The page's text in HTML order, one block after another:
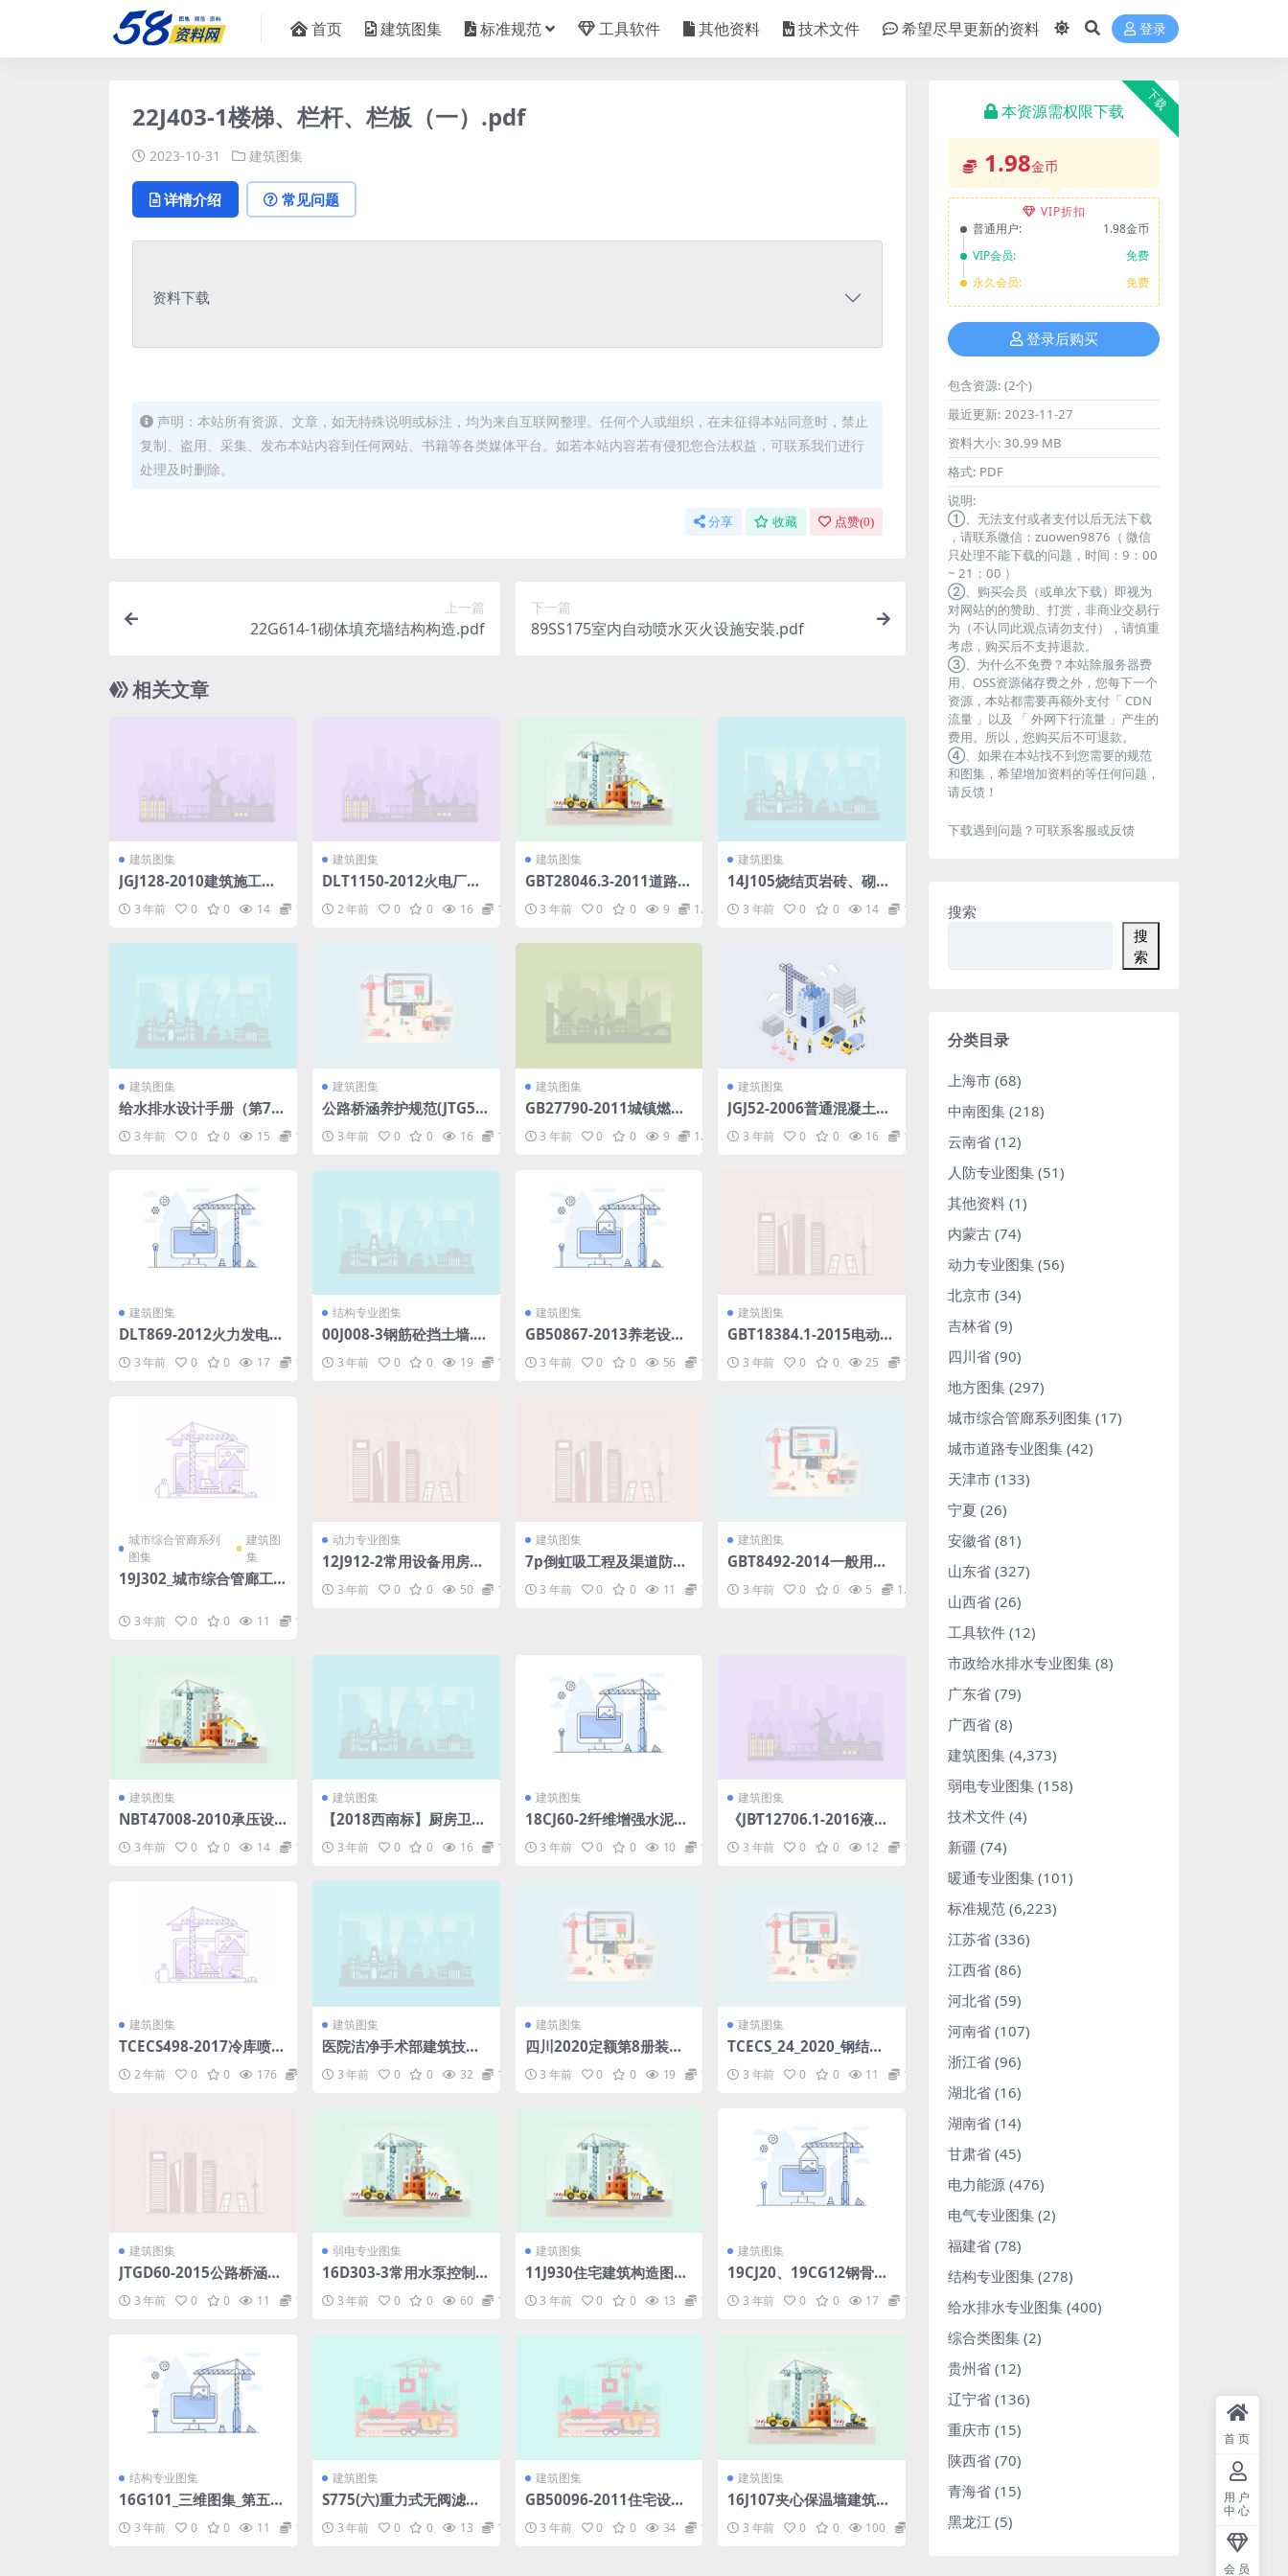
首页 建筑图集 标准规范 工具软件 其他资料 技术文件 希望尽早更新的资料 登录
22J403-1楼梯、栏杆、栏板（一）.pdf
2023-10-31 建筑图集
详情介绍 常见问题
资料下载
声明：本站所有资源、文章，如无特殊说明或标注，均为来自互联网整理。任何个人或组织，在未征得本站同意时，禁止
复制、盗用、采集、发布本站内容到任何网站、书籍等各类媒体平台。如若本站内容若有侵犯您合法权益，可联系我们进行
处理及时删除。
分享 收藏 点赞(0)
上一篇
22G614-1砌体填充墙结构构造.pdf
下一篇
89SS175室内自动喷水灭火设施安装.pdf
相关文章
建筑图集
JGJ128-2010建筑施工门
式钢管脚手架安全技术规
范施工规范.pdf
3 年前 0 0 14 1.98
建筑图集
DLT1150-2012火电厂烟
气脱硫装置验收技术规范.
rar2 年前 0 0 16 1.98
建筑图集
GBT28046.3-2011道路车
辆电气及电子设备的环境
条件和试验第3部分机械负
3 年前 0 0 9 1.98
建筑图集
14J105烧结页岩砖、砌块
墙体建筑构造.pdf
3 年前 0 0 14 1.98
建筑图集
给水排水设计手册（第7
pdf3 年前 0 0 15 1.98
建筑图集
公路桥涵养护规范(JTG51
3 年前 0 0 16 1.98
建筑图集
GB27790-2011城镇燃气
3 年前 0 0 9 1.98
建筑图集
JGJ52-2006普通混凝土用
混凝土规范.pdf
3 年前 0 0 16 1.98
建筑图集
DLT869-2012火力发电厂
焊接技术规程.pdf
3 年前 0 0 17 1.98
结构专业图集
00J008-3钢筋砼挡土墙.p
3 年前 0 0 19 1.98
建筑图集
GB50867-2013养老设施
建筑设计规范.pdf
3 年前 0 0 56 1.98
建筑图集
GBT18384.1-2015电动汽
车安全要求第1部分车载可
充电储能系统(REESS)-国
3 年前 0 0 25 1.98
城市综合管廊系列
图集
建筑图
集
19J302_城市综合管廊工
3 年前 0 0 11 1.98
动力专业图集
12J912-2常用设备用房
房、柴油发37电机房、水
3 年前 0 0 50 1.98
建筑图集
7p倒虹吸工程及渠道防渗
3 年前 0 0 11 1.98
建筑图集
GBT8492-2014一般用途
3 年前 0 0 5 1.98
建筑图集
NBT47008-2010承压设
备用碳素钢和合金钢锻件.
pdf3 年前 0 0 14 1.98
建筑图集
【2018西南标】厨房卫生
间浴室设施西南18J517.p
df 3 年前 0 0 16 1.98
建筑图集
18CJ60-2纤维增强水泥挤
出成型中空墙板建筑构造-
恒通墙板.pdf
3 年前 0 0 10 1.98
建筑图集
《JB∕T12706.1-2016液压
传动16MPa系列单杆缸的
安装尺寸第1部分中型系
3 年前 0 0 12 1.98
建筑图集
TCECS498-2017冷库喷涂
规程.rar
2 年前 0 0 176 1.98
建筑图集
医院洁净手术部建筑技术
3 年前 0 0 32 1.98
建筑图集
四川2020定额第8册装配
6.39MB)be42325d17f1
3 年前 0 0 19 1.98
建筑图集
TCECS_24_2020_钢结构
f 3 年前 0 0 11 1.98
建筑图集
JTGD60-2015公路桥涵设
计通用规范.pdf
3 年前 0 0 11 1.98
弱电专业图集
16D303-3常用水泵控制电
3 年前 0 0 60 1.98
建筑图集
11J930住宅建筑构造图集.
3 年前 0 0 13 1.98
建筑图集
19CJ20、19CG12钢骨架
3 年前 0 0 17 1.98
结构专业图集
16G101_三维图集_第五章
3 年前 0 0 11 1.98
建筑图集
S775(六)重力式无阀滤池.
3 年前 0 0 13 1.98
建筑图集
GB50096-2011住宅设计
3 年前 0 0 34 1.98
建筑图集
16J107夹心保温墙建筑与
3 年前 0 0 100
下载
本资源需权限下载
1.98金币
VIP折扣
普通用户:
1.98金币
VIP会员:
免费
永久会员:
免费
登录后购买
包含资源: (2个)
最近更新: 2023-11-27
资料大小: 30.99 MB
格式: PDF
说明:
①、无法支付或者支付以后无法下载
，请联系微信：zuowen9876（ 微信
只处理不能下载的问题，时间：9：00
~ 21：00 ）
②、购买会员（或单次下载）即视为
对网站的的赞助、打赏，非商业交易行
为（不认同此观点请勿支付），请慎重
考虑，购买后不支持退款。
③、为什么不免费？本站除服务器费
用、OSS资源储存费之外，您每下一个
资源，本站都需要再额外支付「 CDN
流量 」以及 「 外网下行流量 」产生的
费用。所以，您购买后不可退款。
④、如果在本站找不到您需要的规范
和图集，希望增加资料的等任何问题，
请反馈！
下载遇到问题？可联系客服或反馈
搜索
搜
索
分类目录
上海市 (68)
中南图集 (218)
云南省 (12)
人防专业图集 (51)
其他资料 (1)
内蒙古 (74)
动力专业图集 (56)
北京市 (34)
吉林省 (9)
四川省 (90)
地方图集 (297)
城市综合管廊系列图集 (17)
城市道路专业图集 (42)
天津市 (133)
宁夏 (26)
安徽省 (81)
山东省 (327)
山西省 (26)
工具软件 (12)
市政给水排水专业图集 (8)
广东省 (79)
广西省 (8)
建筑图集 (4,373)
弱电专业图集 (158)
技术文件 (4)
新疆 (74)
暖通专业图集 (101)
标准规范 (6,223)
江苏省 (336)
江西省 (86)
河北省 (59)
河南省 (107)
浙江省 (96)
湖北省 (16)
湖南省 (14)
甘肃省 (45)
电力能源 (476)
电气专业图集 (2)
福建省 (78)
结构专业图集 (278)
给水排水专业图集 (400)
综合类图集 (2)
贵州省 (12)
辽宁省 (136)
重庆市 (15)
陕西省 (70)
青海省 (15)
黑龙江 (5)
首页
用户
中心
会员